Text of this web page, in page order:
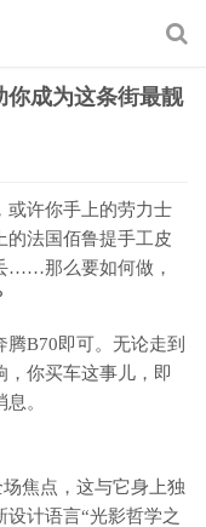
你成为这条街最靓
或许你手上的劳力士
的法国佰鲁提手工皮
……那么要如何做，
B70即可。无论走到
，你买车这事儿，即
。
焦点，这与它身上独
计语言“光影哲学之